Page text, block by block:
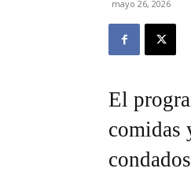
mayo 26, 2026
El
comidas